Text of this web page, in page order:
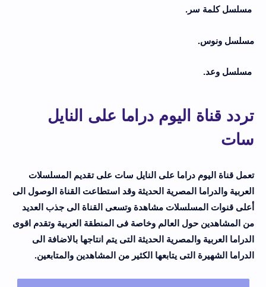
مسلسل كلمة سر.
مسلسل ونوس.
مسلسل وعد.
تردد قناة اليوم دراما على النايل
سات
تعمل قناة اليوم دراما على النايل سات على تقديم المسلسلات
العربية والدراما المصرية الحديثة وقد استطاعت القناة الوصول الى
أعلى قنوات المسلسلات مشاهدة وتسعى القناة الى جذب العديد
من المشاهدين حول العالم وخاصة فى المنطقة العربية وتقدم اقوى
الدراما العربية والمصرية الحديثة التى يتم انتاجها بالاضافة الى
الدراما الشهيرة التى يتابعها الكثير من المشاهدين والمتابعين.